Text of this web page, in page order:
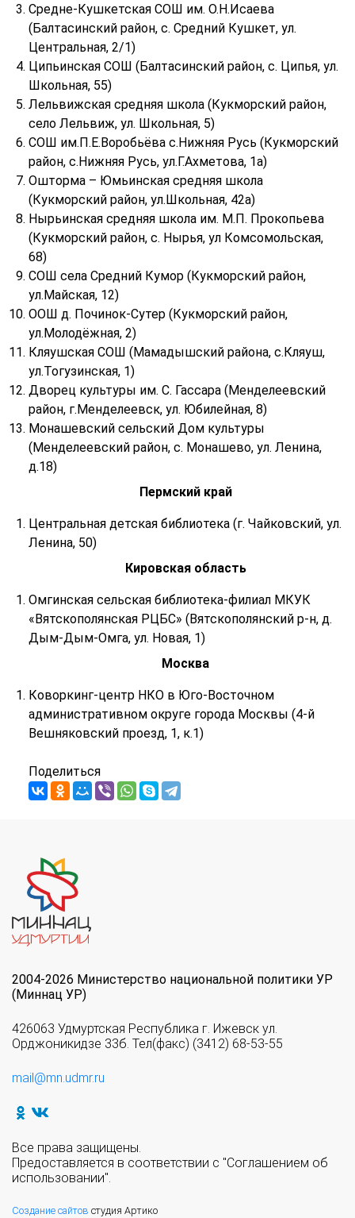
Средне-Кушкетская СОШ им. О.Н.Исаева
(Балтасинский район, с. Средний Кушкет, ул.
Центральная, 2/1)
Ципьинская СОШ (Балтасинский район, с. Ципья, ул.
Школьная, 55)
Лельвижская средняя школа (Кукморский район,
село Лельвиж, ул. Школьная, 5)
СОШ им.П.Е.Воробьёва с.Нижняя Русь (Кукморский
район, с.Нижняя Русь, ул.Г.Ахметова, 1а)
Ошторма – Юмьинская средняя школа
(Кукморский район, ул.Школьная, 42а)
Нырьинская средняя школа им. М.П. Прокопьева
(Кукморский район, с. Нырья, ул Комсомольская,
68)
СОШ села Средний Кумор (Кукморский район,
ул.Майская, 12)
ООШ д. Починок-Сутер (Кукморский район,
ул.Молодёжная, 2)
Кляушская СОШ (Мамадышский района, с.Кляуш,
ул.Тогузинская, 1)
Дворец культуры им. С. Гассара (Менделеевский
район, г.Менделеевск, ул. Юбилейная, 8)
Монашевский сельский Дом культуры
(Менделеевский район, с. Монашево, ул. Ленина,
д.18)
Пермский край
Центральная детская библиотека (г. Чайковский, ул.
Ленина, 50)
Кировская область
Омгинская сельская библиотека-филиал МКУК
«Вятскополянская РЦБС» (Вятскополянский р-н, д.
Дым-Дым-Омга, ул. Новая, 1)
Москва
Коворкинг-центр НКО в Юго-Восточном
административном округе города Москвы (4-й
Вешняковский проезд, 1, к.1)
Поделиться
2004-2026 Министерство национальной политики УР
(Миннац УР)
426063 Удмуртская Республика г. Ижевск ул.
Орджоникидзе 33б. Тел(факс) (3412) 68-53-55
mail@mn.udmr.ru
Все права защищены.
Предоставляется в соответствии с "Соглашением об
использовании".
Создание сайтов студия Артико